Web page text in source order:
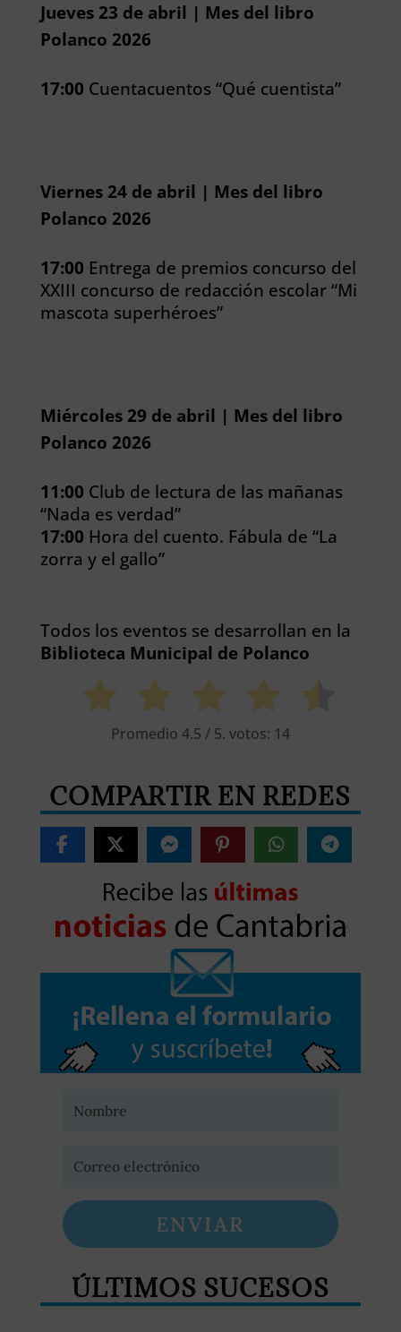
Jueves 23 de abril | Mes del libro
Polanco 2026
17:00 Cuentacuentos “Qué cuentista”
Viernes 24 de abril | Mes del libro
Polanco 2026
17:00 Entrega de premios concurso del
XXIII concurso de redacción escolar “Mi
mascota superhéroes”
Miércoles 29 de abril | Mes del libro
Polanco 2026
11:00 Club de lectura de las mañanas
“Nada es verdad”
17:00 Hora del cuento. Fábula de “La
zorra y el gallo”
Todos los eventos se desarrollan en la
Biblioteca Municipal de Polanco
Promedio 4.5 / 5. votos: 14
COMPARTIR EN REDES
ENVIAR
ÚLTIMOS SUCESOS